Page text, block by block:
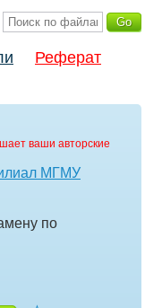
Реферат
ваши авторские
МГМУ
по